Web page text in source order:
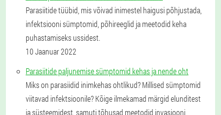
Parasiitide tüübid, mis võivad inimestel haigusi põhjustada,
infektsiooni sümptomid, põhireeglid ja meetodid keha
puhastamiseks ussidest.
10 Jaanuar 2022
Parasiitide paljunemise sümptomid kehas ja nende oht
Miks on parasiidid inimkehas ohtlikud? Millised sümptomid
viitavad infektsioonile? Kõige ilmekamad märgid elunditest
ja süsteemidest, samuti tõhusad meetodid invasiooni